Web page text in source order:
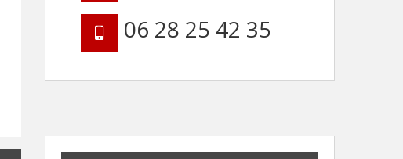
06 28 25 42 35